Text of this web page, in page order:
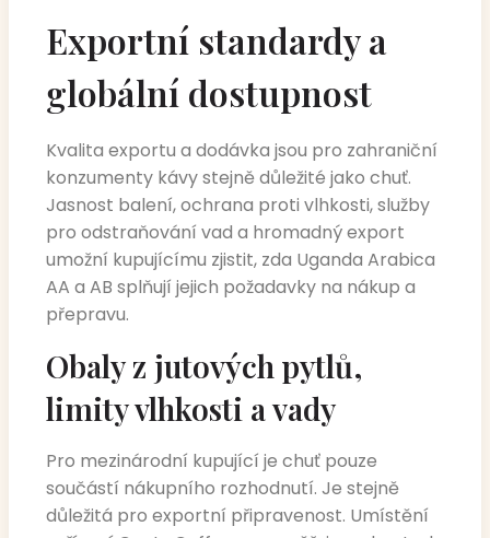
Exportní standardy a
globální dostupnost
Kvalita exportu a dodávka jsou pro zahraniční
konzumenty kávy stejně důležité jako chuť.
Jasnost balení, ochrana proti vlhkosti, služby
pro odstraňování vad a hromadný export
umožní kupujícímu zjistit, zda Uganda Arabica
AA a AB splňují jejich požadavky na nákup a
přepravu.
Obaly z jutových pytlů,
limity vlhkosti a vady
Pro mezinárodní kupující je chuť pouze
součástí nákupního rozhodnutí. Je stejně
důležitá pro exportní připravenost. Umístění